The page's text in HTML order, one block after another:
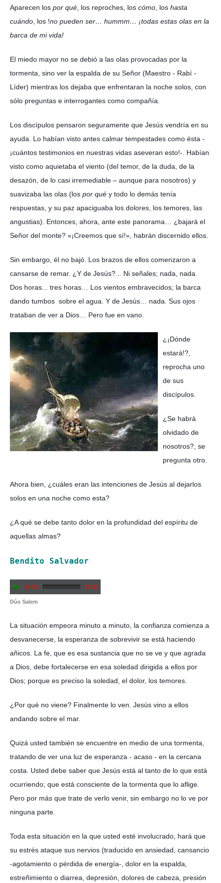
Aparecen los por qué, los reproches, los cómo, los hasta
cuándo, los !no pueden ser… hummm… ¡todas estas olas en la
barca de mi vida!
El miedo mayor no se debió a las olas provocadas por la
tormenta, sino ver la espalda de su Señor (Maestro - Rabí -
Líder) mientras los dejaba que enfrentaran la noche solos, con
sólo preguntas e interrogantes como compañía.
Los discípulos pensaron seguramente que Jesús vendría en su
ayuda. Lo habían visto antes calmar tempestades como ésta -
¡cuántos testimonios en nuestras vidas aseveran esto!-. Habían
visto como aquietaba el viento (del temor, de la duda, de la
desazón, de lo casi irremediable – aunque para nosotros) y
suavizaba las olas (los por qué y todo lo demás tenía
respuestas, y su paz apaciguaba los dolores, los temores, las
angustias). Entonces, ahora, ante este panorama… ¿bajará el
Señor del monte? «¡Creemos que sí!», habrán discernido ellos.
Sin embargo, él no bajó. Los brazos de ellos comenzaron a
cansarse de remar. ¿Y de Jesús?... Ni señales; nada, nada.
Dos horas... tres horas… Los vientos embravecidos; la barca
dando tumbos sobre el agua. Y de Jesús… nada. Sus ojos
trataban de ver a Dios… Pero fue en vano.
¿¡Dónde
estará!?,
reprocha uno
de sus
discípulos.
¿Se habrá
olvidado de
nosotros?, se
pregunta otro.
Ahora bien, ¿cuáles eran las intenciones de Jesús al dejarlos
solos en una noche como esta?
¿A qué se debe tanto dolor en la profundidad del espíritu de
aquellas almas?
Bendito Salvador
00:00 00:00
Dúo Salem
La situación empeora minuto a minuto, la confianza comienza a
desvanecerse, la esperanza de sobrevivir se está haciendo
añicos. La fe, que es esa sustancia que no se ve y que agrada
a Dios, debe fortalecerse en esa soledad dirigida a ellos por
Dios; porque es preciso la soledad, el dolor, los temores.
¿Por qué no viene? Finalmente lo ven. Jesús vino a ellos
andando sobre el mar.
Quizá usted también se encuentre en medio de una tormenta,
tratando de ver una luz de esperanza - acaso - en la cercana
costa. Usted debe saber que Jesús está al tanto de lo que está
ocurriendo; que está consciente de la tormenta que lo aflige.
Pero por más que trate de verlo venir, sin embargo no lo ve por
ninguna parte.
Toda esta situación en la que usted esté involucrado, hará que
su estrés ataque sus nervios (traducido en ansiedad, cansancio
-agotamiento o pérdida de energía-, dolor en la espalda,
estreñimiento o diarrea, depresión, dolores de cabeza, presión